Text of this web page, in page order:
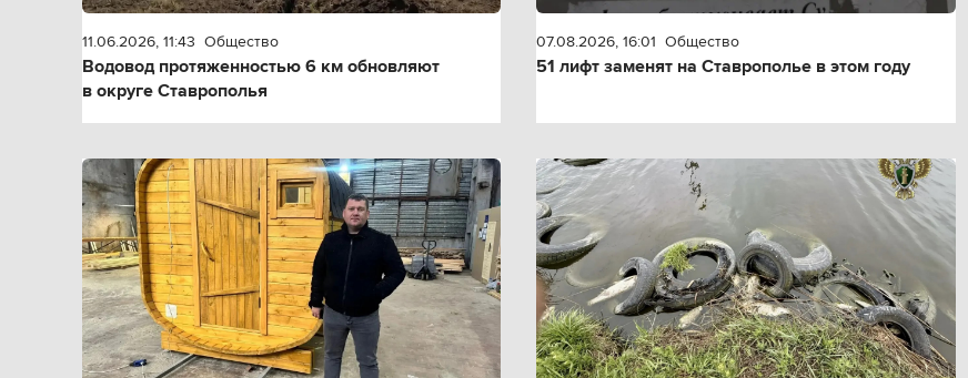
11.06.2026, 11:43 Общество
Водовод протяженностью 6 км обновляют
в округе Ставрополья
07.08.2026, 16:01 Общество
51 лифт заменят на Ставрополье в этом году